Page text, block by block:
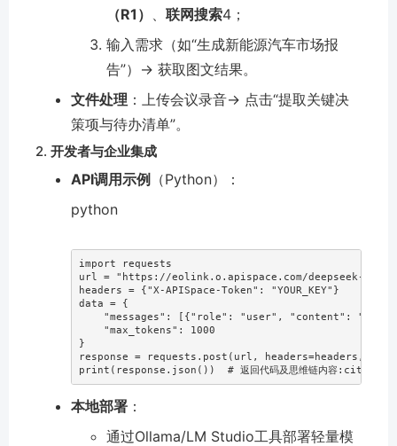
（R1） 、 联网搜索4 ；
输入需求（如“生成新能源汽车市场报
告”）→ 获取图文结果。
文件处理 ：上传会议录音→ 点击“提取关键决
策项与待办清单”。
2. 开发者与企业集成
API调用示例
（Python）：
python
import requests
url =
"https://eolink.o.apispace.com/deepseek-r1/
headers = { "X-APISpace-Token" : "YOUR_KEY" }
data =
{
"messages" : { "role" : "user" , "content" :
"用
"max_tokens" :
1000
}
response = requests . post ( url , headers=headers ,
print ( response . json ( ) ) # 返回代码及思维链内容
本地部署 ：
通过Ollama/LM Studio工具部署轻量模